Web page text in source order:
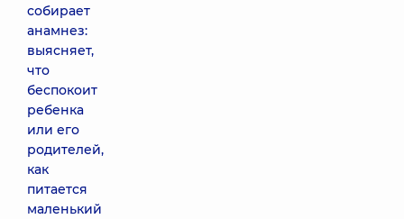
собирает
анамнез:
выясняет,
что
беспокоит
ребенка
или его
родителей,
как
питается
маленький